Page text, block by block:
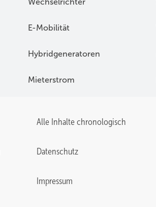
Wechselrichter
E-Mobilität
Hybridgeneratoren
Mieterstrom
Alle Inhalte chronologisch
Datenschutz
Impressum